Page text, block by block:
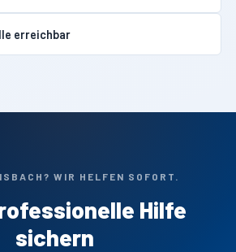
erreichbar
WIR HELFEN SOFORT.
Hilfe
sichern